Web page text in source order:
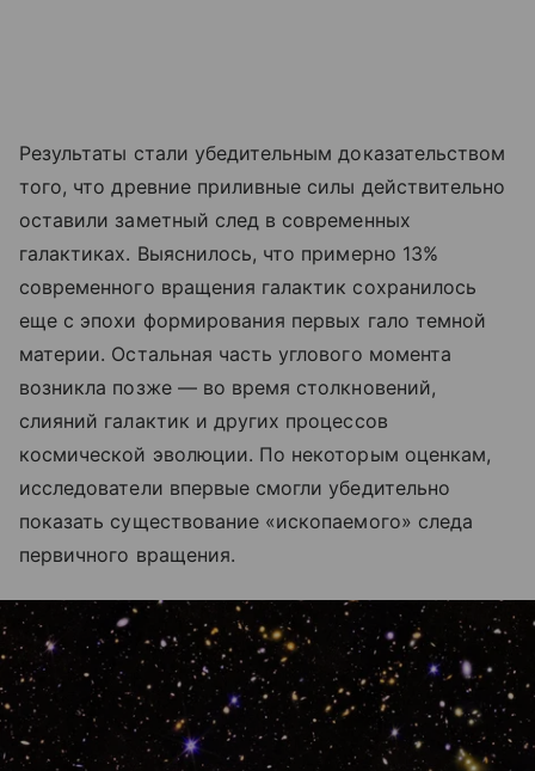
Результаты стали убедительным доказательством
того, что древние приливные силы действительно
оставили заметный след в современных
галактиках. Выяснилось, что примерно 13%
современного вращения галактик сохранилось
еще с эпохи формирования первых гало темной
материи. Остальная часть углового момента
возникла позже — во время столкновений,
слияний галактик и других процессов
космической эволюции. По некоторым оценкам,
исследователи впервые смогли убедительно
показать существование «ископаемого» следа
первичного вращения.